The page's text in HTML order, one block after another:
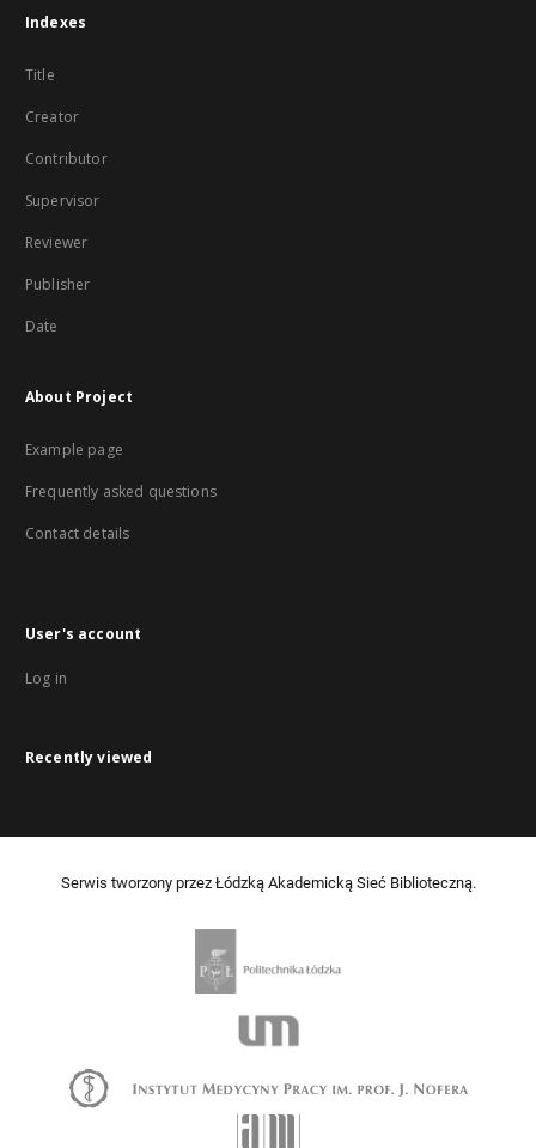
Indexes
Title
Creator
Contributor
Supervisor
Reviewer
Publisher
Date
About Project
Example page
Frequently asked questions
Contact details
User's account
Log in
Recently viewed
Serwis tworzony przez Łódzką Akademicką Sieć Biblioteczną.